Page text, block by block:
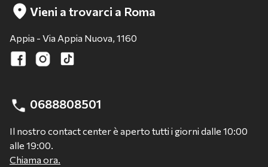
Vieni a trovarci a Roma
Appia - Via Appia Nuova, 1160
0688808501
Il nostro contact center è aperto tutti i giorni dalle 10:00
alle 19:00.
Chiama ora.